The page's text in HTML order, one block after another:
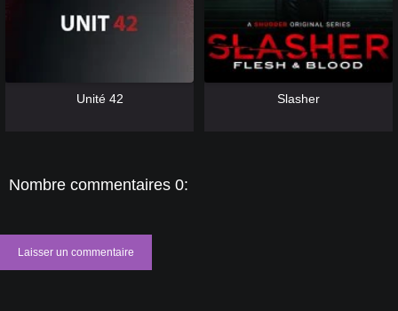
Unité 42 Slasher
Nombre commentaires 0:
Laisser un commentaire